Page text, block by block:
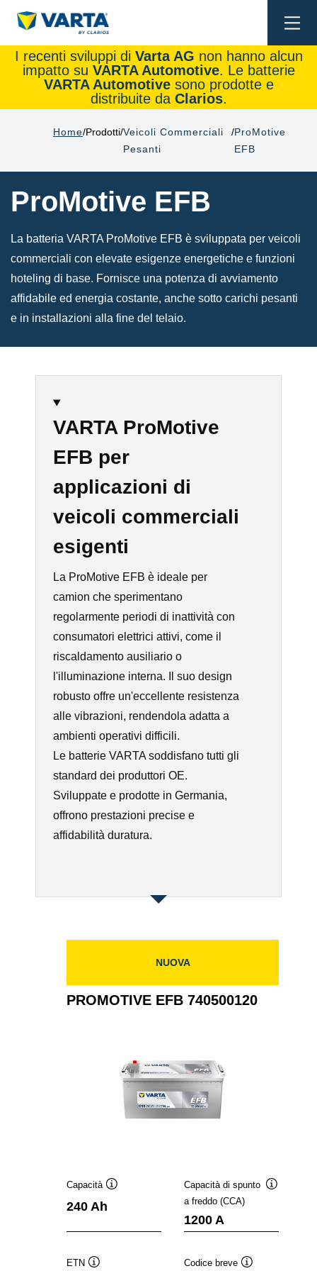
I recenti sviluppi di Varta AG non hanno alcun
impatto su VARTA Automotive. Le batterie
VARTA Automotivesono prodotte e
distribuite da Clarios.
Home Prodotti Veicoli Commerciali
Pesanti
ProMotive
EFB
ProMotive EFB
La batteria VARTA ProMotive EFB è sviluppata per veicoli
commerciali con elevate esigenze energetiche e funzioni
hoteling di base. Fornisce una potenza di avviamento
affidabile ed energia costante, anche sotto carichi pesanti
e in installazioni alla fine del telaio.
VARTA ProMotive
EFB per
applicazioni di
veicoli commerciali
esigenti
La ProMotive EFB è ideale per
camion che sperimentano
regolarmente periodi di inattività con
consumatori elettrici attivi, come il
riscaldamento ausiliario o
l'illuminazione interna. Il suo design
robusto offre un'eccellente resistenza
alle vibrazioni, rendendola adatta a
ambienti operativi difficili.
Le batterie VARTA soddisfano tutti gli
standard dei produttori OE.
Sviluppate e prodotte in Germania,
offrono prestazioni precise e
affidabilità duratura.
NUOVA
PROMOTIVE EFB 740500120
Capacità
240 Ah
Capacità di spunto
a freddo (CCA)
1200 A
ETN
Codice breve